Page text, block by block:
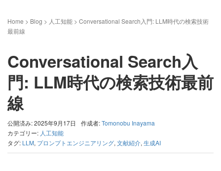
Home > Blog > 人工知能 > Conversational Search入門: LLM時代の検索技術
最前線
Conversational Search入
門: LLM時代の検索技術最前
線
公開済み: 2025年9月17日 作成者:Tomonobu Inayama
カテゴリー: 人工知能
タグ: LLM, プロンプトエンジニアリング, 文献紹介, 生成AI